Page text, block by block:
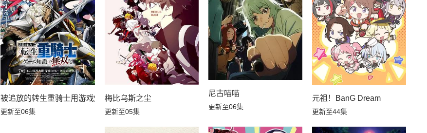
第10集 第9集
第8集 第7集
第5集
第3集
第2集 第1集
被追放的转生重骑士用游戏知识开无双
更新至06集
梅比乌斯之尘
更新至05集
尼古喵喵
更新至06集
元祖！BanG Dream
更新至44集